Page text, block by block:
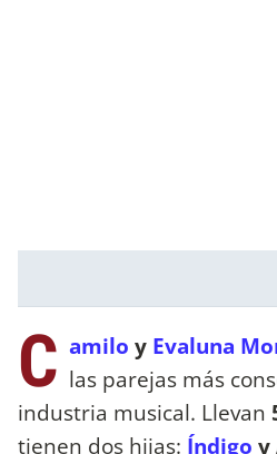
C amilo y Evaluna
las parejas más
industria musical. Llevan
tienen dos hijas: Índigo y